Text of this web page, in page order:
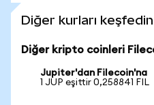
Diğer kurları keşfedin
Diğer kripto coinleri
Jupiter'dan Filecoin'na
1 JUP eşittir 0,258841 FIL